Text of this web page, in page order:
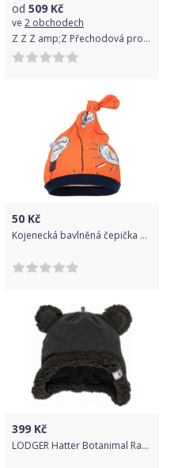
od 509 Kč
ve 2 obchodech
Z Z Z amp;Z Přechodová prošívaná bundička s kapucí - růžová
50 Kč
Kojenecká bavlněná čepička New Baby Happy Bulbs
399 Kč
LODGER Hatter Botanimal Raven 6-12 měsíců